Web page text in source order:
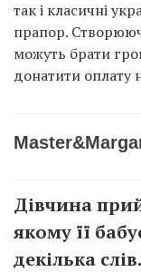
так і класичні
прапор.
можуть брати
донатити оплату
Дівчина
якому її
декілька